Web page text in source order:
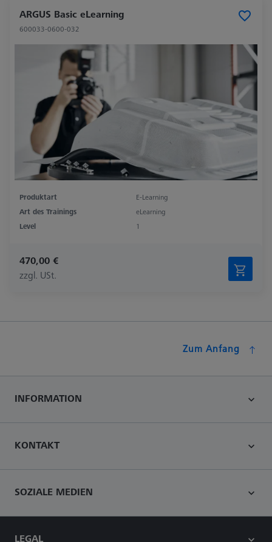
ARGUS Basic eLearning
600033-0600-032
Produktart
E-Learning
Art des Trainings
eLearning
Level
1
470,00 €
zzgl. USt.
Zum Anfang
INFORMATION
KONTAKT
SOZIALE MEDIEN
LEGAL